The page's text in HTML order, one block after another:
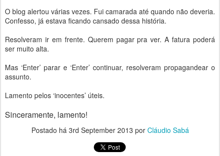
O blog alertou várias vezes. Fui camarada até quando não deveria.
Confesso, já estava ficando cansado dessa história.
Resolveram ir em frente. Querem pagar pra ver. A fatura poderá
ser muito alta.
Mas ‘Enter’ parar e ‘Enter’ continuar, resolveram propagandear o
assunto.
Lamento pelos ‘inocentes’ úteis.
Sinceramente, lamento!
Postado há 3rd September 2013 por Cláudio Sabá